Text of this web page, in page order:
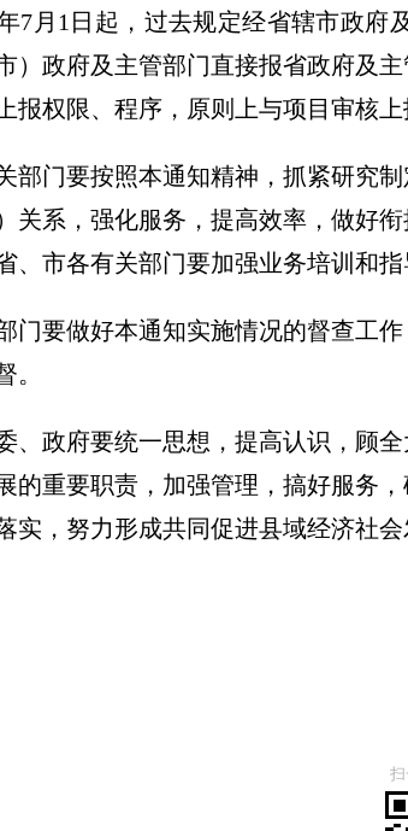
7月1日起，过去规定经省辖市政
）政府及主管部门直接报省政府及
报权限、程序，原则上与项目审核上
部门要按照本通知精神，抓紧研究
关系，强化服务，提高效率，做好
、市各有关部门要加强业务培训和
门要做好本通知实施情况的督查工
。
、政府要统一思想，提高认识，顾
的重要职责，加强管理，搞好服务
实，努力形成共同促进县域经济社会